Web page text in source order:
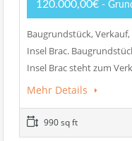
120.000,00€ -
Baugrundstück,
Insel Brac.
Insel Brac steht zum
Mehr Details
990 sq ft